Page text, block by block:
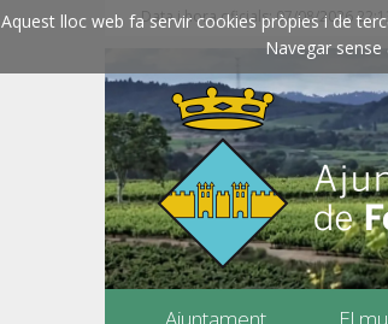
Aquest lloc web fa servir cookies pròpies i de
Navegar
Data i hora oficials: 07/08/2026